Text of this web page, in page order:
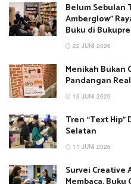
Belum Sebulan
Amberglow”
Buku di
22 JUNI 2026
Menikah Bukan
Pandangan
13 JUNI 2026
Tren “Text
Selatan
11 JUNI 2026
Survei Creative